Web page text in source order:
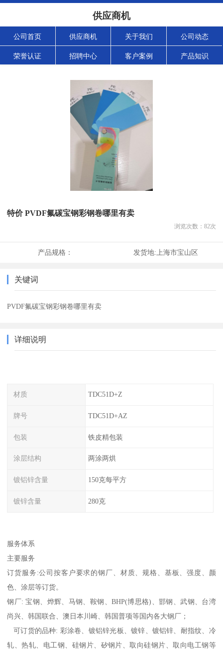
供应商机
公司首页 供应商机 关于我们 公司动态
荣誉认证 招聘中心 客户案例 产品知识
特价 PVDF氟碳宝钢彩钢卷哪里有卖
浏览次数： 82次
产品规格： 发货地: 上海市宝山区
关键词
PVDF氟碳宝钢彩钢卷哪里有卖
详细说明
材质 TDC51D+Z
牌号 TDC51D+AZ
包装 铁皮精包装
涂层结构 两涂两烘
镀铝锌含量 150克每平方
镀锌含量 280克
服务体系
主要服务
订货服务:公司按客户要求的钢厂、材质、规格、基板、强度、颜
色、涂层等订货。
钢厂: 宝钢、烨辉、马钢、鞍钢、BHP(博思格)、邯钢、武钢、台湾
尚兴、韩国联合、澳日本川崎、韩国普项等国内各大钢厂；
可订货的品种: 彩涂卷、镀铝锌光板、镀锌、镀铝锌、耐指纹、冷
轧、热轧、电工钢、硅钢片、矽钢片、取向硅钢片、取向电工钢等